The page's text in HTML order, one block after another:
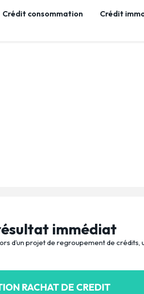
Crédit consommation Crédit
immédiat
d’un projet de regroupement de
RACHAT DE CREDIT